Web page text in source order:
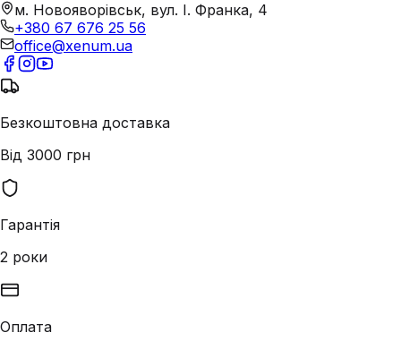
м. Новояворівськ, вул. І. Франка, 4
+380 67 676 25 56
office@xenum.ua
Безкоштовна доставка
Від 3000 грн
Гарантія
2 роки
Оплата